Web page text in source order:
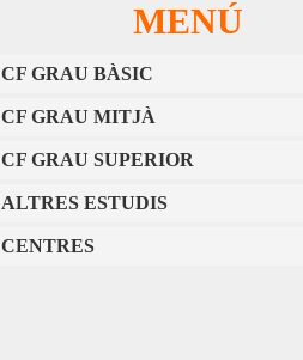
MENÚ
CF GRAU BÀSIC
CF GRAU MITJÀ
CF GRAU SUPERIOR
ALTRES ESTUDIS
CENTRES